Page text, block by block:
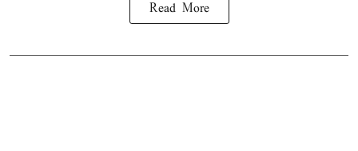
Read More